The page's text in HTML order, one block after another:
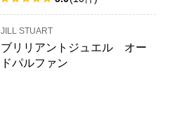
JILL STUART
ブリリアントジュエル オー
ドパルファン